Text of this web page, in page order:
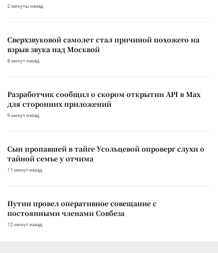
2 минуты назад
Сверхзвуковой самолет стал причиной похожего на
взрыв звука над Москвой
8 минут назад
Разработчик сообщил о скором открытии API в Max
для сторонних приложений
9 минут назад
Сын пропавшей в тайге Усольцевой опроверг слухи о
тайной семье у отчима
11 минут назад
Путин провел оперативное совещание с
постоянными членами Совбеза
12 минут назад